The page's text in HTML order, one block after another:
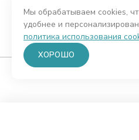
Все проекты КССК
Мы обрабатываем cookies,
удобнее и
политика использования
ХОРОШО
от 5 640 500 ₽
или от 145 000 ₽ за м²